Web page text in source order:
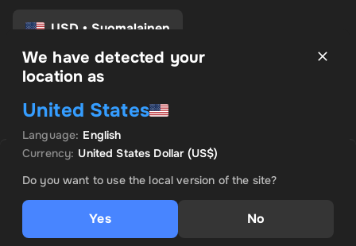
Voi ei. Tuote on loppuunmyyty
Ilmoita minulle, kun tämä tuote tulee saataville
USD • Suomalainen
Käyttöehdot
Tietosuojakäytäntö
Palautusoikeus
Suostumusasetukset
We have detected your
location as
United States
Language: English
Currency: United States Dollar(US$)
Do you want to use the local version of the site?
Yes No